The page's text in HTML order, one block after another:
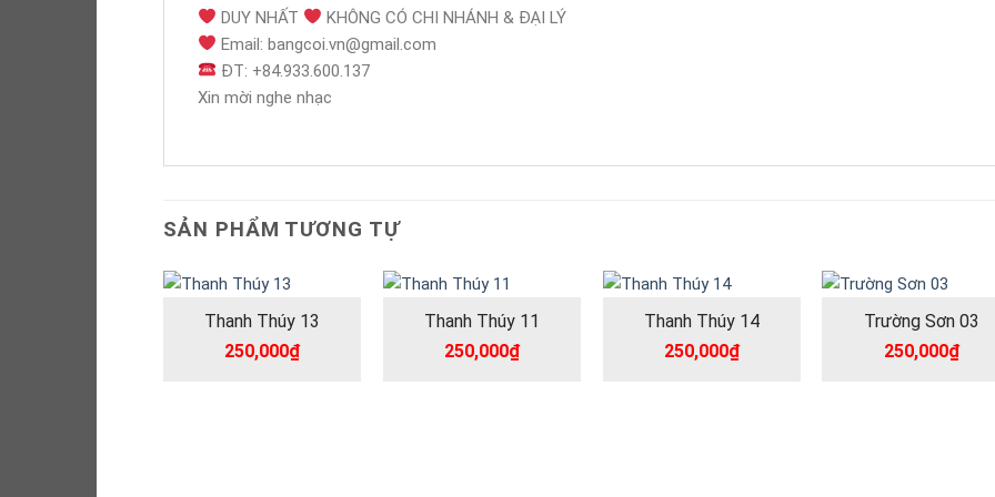
DUY NHẤT
KHÔNG CÓ CHI NHÁNH & ĐẠI LÝ
Email: bangcoi.vn@gmail.com
ĐT: +84.933.600.137
Xin mời nghe nhạc
SẢN PHẨM TƯƠNG TỰ
Thanh Thúy 13
250,000₫
Thanh Thúy 11
250,000₫
Thanh Thúy 14
250,000₫
Trường Sơn 03
250,000₫